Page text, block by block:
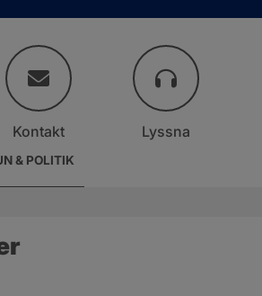
& POLITIK
Kontakt Lyssna